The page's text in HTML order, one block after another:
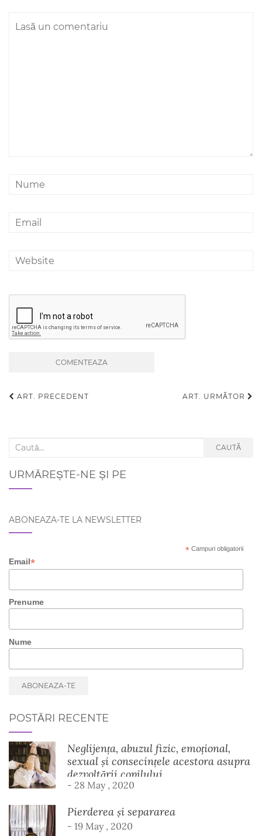
ART. PRECEDENT ART. URMĂTOR
Search for: CAUTĂ
URMĂREȘTE-NE ȘI PE
ABONEAZA-TE LA NEWSLETTER
* Campuri obligatorii
Email*
Prenume
Nume
POSTĂRI RECENTE
Neglijența, abuzul fizic, emoțional,
sexual și consecințele acestora asupra
dezvoltării copilului
- 28 May , 2020
Pierderea și separarea
- 19 May , 2020